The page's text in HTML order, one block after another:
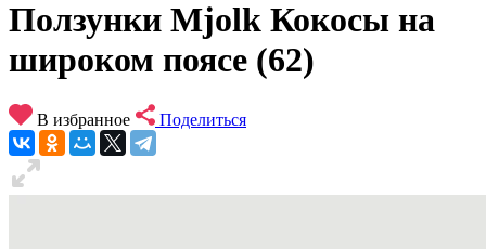
Ползунки Mjolk Кокосы на
широком поясе (62)
В избранное Поделиться